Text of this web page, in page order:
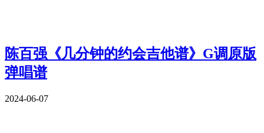
陈百强《几分钟的约会吉他谱》G调原版
弹唱谱
2024-06-07